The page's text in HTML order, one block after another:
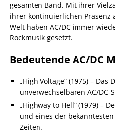
gesamten Band. Mit ihrer
ihrer kontinuierlichen Präsenz
Welt haben AC/DC immer
Rockmusik gesetzt.
Bedeutende AC/DC
„High Voltage“ (1975) – Das
unverwechselbaren AC/DC-
„Highway to Hell“ (1979) –
und eines der
Zeiten.